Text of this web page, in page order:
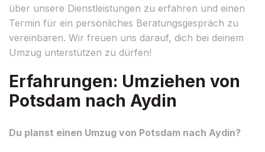
über unsere Dienstleistungen zu erfahren und einen
Termin für ein persönliches Beratungsgespräch zu
vereinbaren. Wir freuen uns darauf, dich bei deinem
Umzug unterstützen zu dürfen!
Erfahrungen: Umziehen von
Potsdam nach Aydin
Du planst einen Umzug von Potsdam nach Aydin?